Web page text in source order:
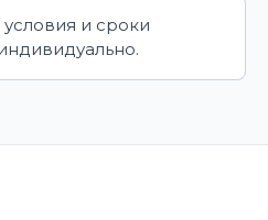
и сроки